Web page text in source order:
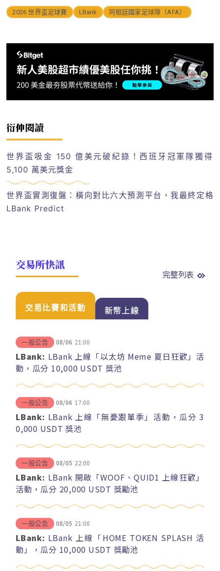
2026 世界盃足球賽 LBank 阿根廷國家足球隊（AFA）
衍伸閱讀
世界盃吸金 150 億美元破紀錄！西班牙冠軍隊獨得
5,100 萬美元獎金
世界盃實測復盤：橫向對比六大預測平台，我最終定格
LBank Predict
交易所快訊
完整列表
交易比賽和活動 新幣上線
一般公告 08/06 21:00
LBank: LBank 上線「以太坊 Meme 夏日狂歡」活
動，瓜分 10,000 USDT 獎池
一般公告 08/06 17:00
LBank: LBank 上線「無憂跟單季」活動，瓜分 3
0,000 USDT 獎池
一般公告 08/05 22:00
LBank: LBank 開啟「WOOF、QUID1 上線狂歡」
活動，瓜分 20,000 USDT 獎勵池
一般公告 08/05 21:00
LBank: LBank 上線「HOME TOKEN SPLASH 活
動」，瓜分 10,000 USDT 獎勵池